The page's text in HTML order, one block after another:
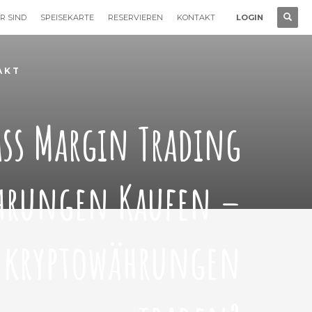
SIND SPEISEKARTE RESERVIEREN KONTAKT LOGIN
Margin Trading
Kaufen –